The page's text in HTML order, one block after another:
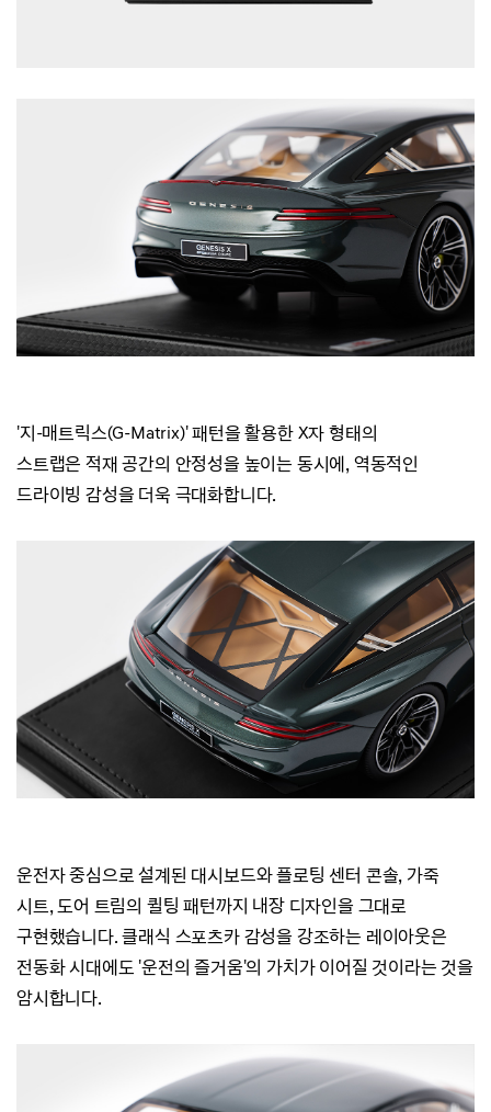
'지-매트릭스(G-Matrix)' 패턴을 활용한 X자 형태의
스트랩은 적재 공간의 안정성을 높이는 동시에, 역동적인
드라이빙 감성을 더욱 극대화합니다.
운전자 중심으로 설계된 대시보드와 플로팅 센터 콘솔, 가죽
시트, 도어 트림의 퀼팅 패턴까지 내장 디자인을 그대로
구현했습니다.클래식 스포츠카 감성을 강조하는 레이아웃은
전동화 시대에도 '운전의 즐거움'의 가치가 이어질 것이라는 것을
암시합니다.